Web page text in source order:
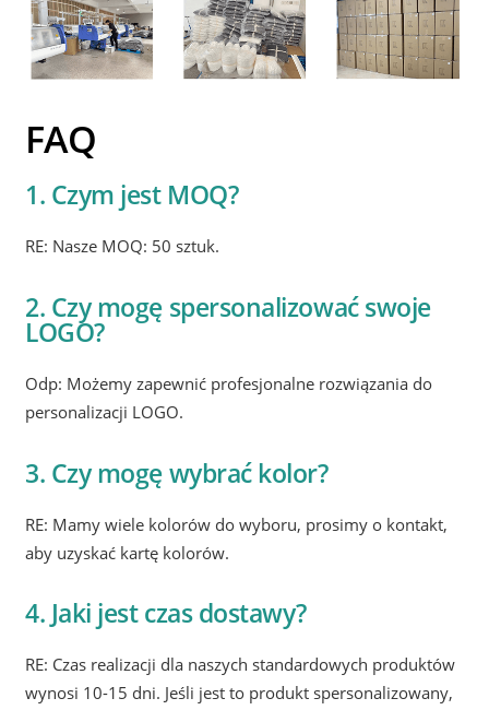
FAQ
1. Czym jest MOQ?
RE: Nasze MOQ: 50 sztuk.
2. Czy mogę spersonalizować swoje
LOGO?
Odp: Możemy zapewnić profesjonalne rozwiązania do
personalizacji LOGO.
3. Czy mogę wybrać kolor?
RE: Mamy wiele kolorów do wyboru, prosimy o kontakt,
aby uzyskać kartę kolorów.
4. Jaki jest czas dostawy?
RE: Czas realizacji dla naszych standardowych produktów
wynosi 10-15 dni. Jeśli jest to produkt spersonalizowany,